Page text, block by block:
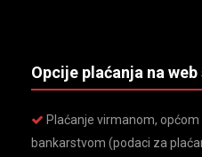
Opcije plaćanja na web
Plaćanje virmanom,
bankarstvom (podaci za